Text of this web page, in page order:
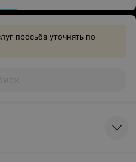
просьба уточнять по